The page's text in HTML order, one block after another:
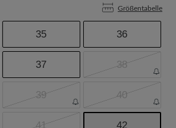
Größentabelle
35 36
37 38
39 40
41 42